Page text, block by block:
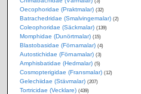
Oecophoridae (Praktmalar) (32)
Batrachedridae (Smalvingemalar) (2)
Coleophoridae (Säckmalar) (139)
Momphidae (Dunörtmalar) (15)
Blastobasidae (Förnamalar) (4)
Autostichidae (Förnamalar) (3)
Amphisbatidae (Hedmalar) (5)
Cosmopterigidae (Fransmalar) (12)
Gelechiidae (Stävmalar) (207)
Tortricidae (Vecklare) (439)